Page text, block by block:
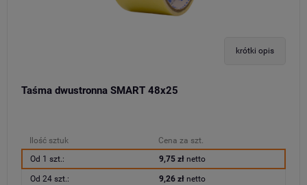
krótki opis
Taśma dwustronna SMART 48x25
Ilość sztuk
Cena za szt.
Od 1 szt.:
9,75 złnetto
Od 24 szt.: 9,26 złnetto